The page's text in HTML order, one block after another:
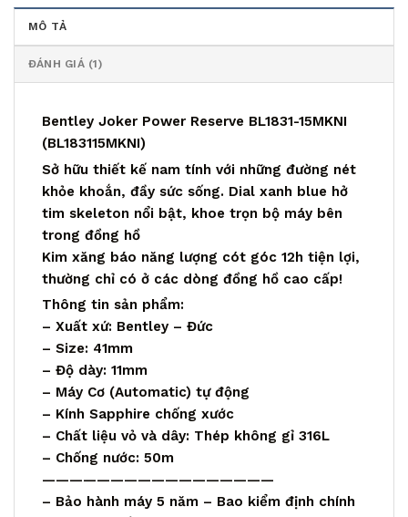
MÔ TẢ
ĐÁNH GIÁ (1)
Bentley Joker Power Reserve BL1831-15MKNI
(BL183115MKNI)
Sở hữu thiết kế nam tính với những đường nét
khỏe khoắn, đầy sức sống. Dial xanh blue hở
tim skeleton nổi bật, khoe trọn bộ máy bên
trong đồng hồ
Kim xăng báo năng lượng cót góc 12h tiện lợi,
thường chỉ có ở các dòng đồng hồ cao cấp!
Thông tin sản phẩm:
– Xuất xứ: Bentley – Đức
– Size: 41mm
– Độ dày: 11mm
– Máy Cơ (Automatic) tự động
– Kính Sapphire chống xước
– Chất liệu vỏ và dây: Thép không gỉ 316L
– Chống nước: 50m
—————————————————
– Bảo hành máy 5 năm – Bao kiểm định chính